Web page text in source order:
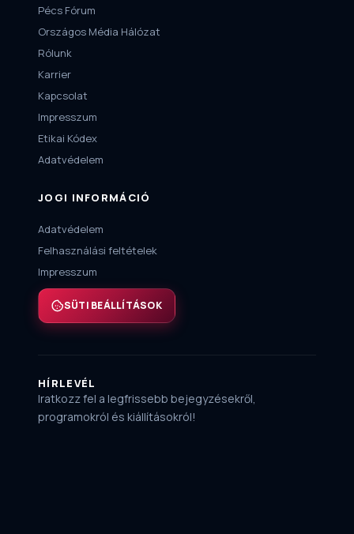
Pécs Fórum
Országos Média Hálózat
Rólunk
Karrier
Kapcsolat
Impresszum
Etikai Kódex
Adatvédelem
JOGI INFORMÁCIÓ
Adatvédelem
Felhasználási feltételek
Impresszum
SÜTI BEÁLLÍTÁSOK
HÍRLEVÉL
Iratkozz fel a legfrissebb bejegyzésekről,
programokról és kiállításokról!